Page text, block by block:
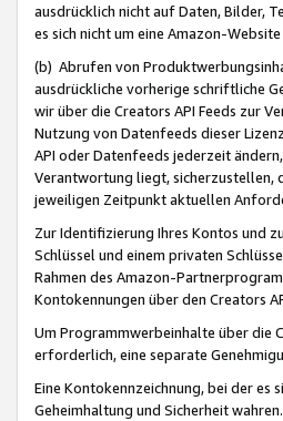
ausdrücklich nicht auf Daten, Bilder,
es sich nicht um eine Amazon-
(b) Abrufen von
ausdrückliche vorherige schriftliche
wir über die Creators API Feeds zur
Nutzung von Datenfeeds dieser
API oder Datenfeeds jederzeit
Verantwortung liegt, sicherzustellen,
jeweiligen Zeitpunkt aktuellen
Zur Identifizierung Ihres Kontos und
Schlüssel und einem privaten
Rahmen des Amazon-
Kontokennungen über den Creators
Um Programmwerbeinhalte über die
erforderlich, eine separate
Eine Kontokennzeichnung, bei der es
Geheimhaltung und Sicherheit